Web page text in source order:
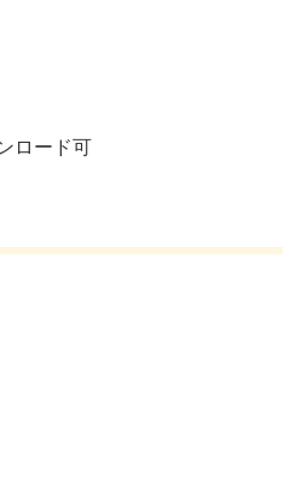
ロード可